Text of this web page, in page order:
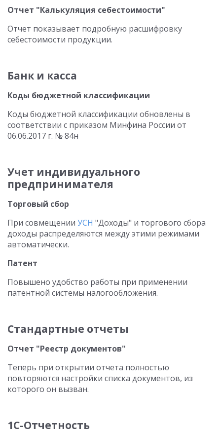
Отчет "Калькуляция себестоимости"
Отчет показывает подробную расшифровку
себестоимости продукции.
Банк и касса
Коды бюджетной классификации
Коды бюджетной классификации обновлены в
соответствии с приказом Минфина России от
06.06.2017 г. № 84н
Учет индивидуального
предпринимателя
Торговый сбор
При совмещении УСН "Доходы" и торгового сбора
доходы распределяются между этими режимами
автоматически.
Патент
Повышено удобство работы при применении
патентной системы налогообложения.
Стандартные отчеты
Отчет "Реестр документов"
Теперь при открытии отчета полностью
повторяются настройки списка документов, из
которого он вызван.
1С-Отчетность